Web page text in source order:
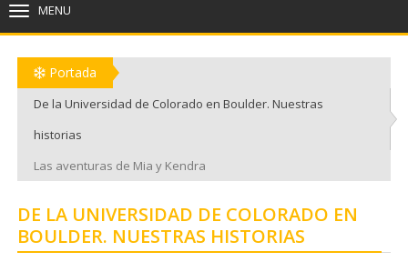
MENU
Portada
De la Universidad de Colorado en Boulder. Nuestras
historias
Las aventuras de Mia y Kendra
DE LA UNIVERSIDAD DE COLORADO EN
BOULDER. NUESTRAS HISTORIAS